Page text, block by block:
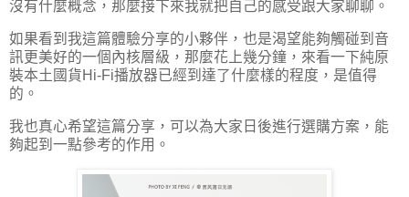
沒有什麼概念，那麼接下來我就把自己的感受跟大家聊聊。
如果看到我這篇體驗分享的小夥伴，也是渴望能夠觸碰到音
訊更美好的一個內核層級，那麼花上幾分鐘，來看一下純原
裝本土國貨Hi-Fi播放器已經到達了什麼樣的程度，是值得
的。
我也真心希望這篇分享，可以為大家日後進行選購方案，能
夠起到一點參考的作用。